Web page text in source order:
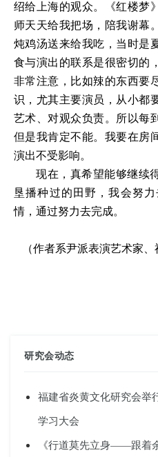
绍给上海的观众。《红楼梦
师天天给我把场，陪我谢幕
炖鸡汤送来给我吃，当时是
食与演出的联系是很密切的
非常注意，比如辣的东西要
识，尤其主要演员，从小都
艺术、对观众负责。所以每
但是我肯定不能。我要在房
演出不受影响。
现在，真希望能够继续
垦播种过的田野，我会努
情，通过努力去完成。
（作者系尹派表演艺术家
研究会动态
福建省炎黄文化研究会举
学习大会
《行道莫先立身——跟着